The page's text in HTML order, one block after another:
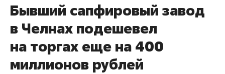
Бывший сапфировый завод
в Челнах подешевел
на торгах еще на 400
миллионов рублей